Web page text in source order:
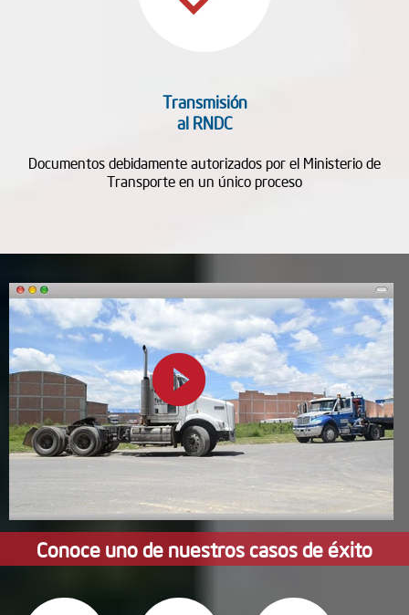
Transmisión
al RNDC
Documentos debidamente autorizados por el Ministerio de
Transporte en un único proceso
play_circle_filled
Conoce uno de nuestros casos de éxito